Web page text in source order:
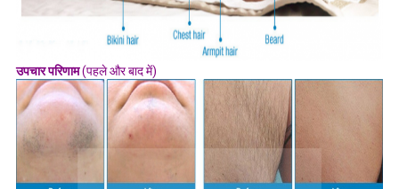
उपचार परिणाम(पहले और बाद में)